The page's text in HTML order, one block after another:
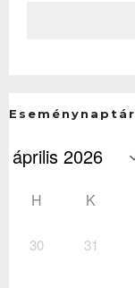
Eseménynaptár
H K
30 31